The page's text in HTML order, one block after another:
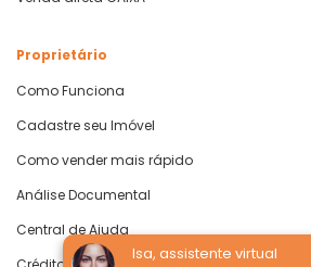
Isa, assistente virtual
Proprietário
Como Funciona
Cadastre seu Imóvel
Como vender mais rápido
Análise Documental
Central de Ajuda